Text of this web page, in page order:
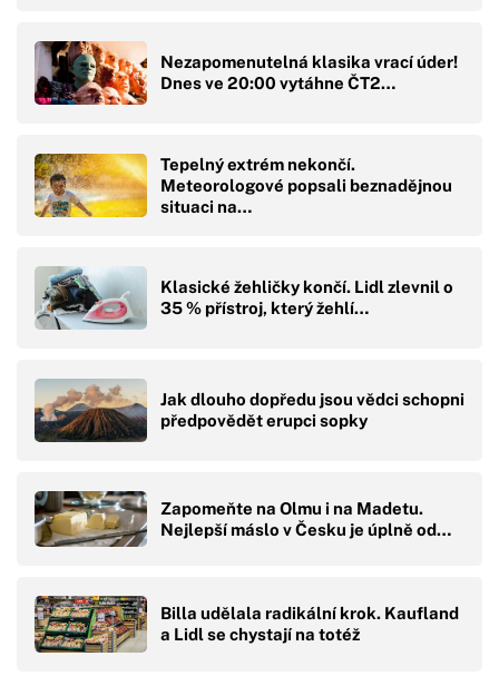
Nezapomenutelná klasika vrací úder!
Dnes ve 20:00 vytáhne ČT2…
Tepelný extrém nekončí.
Meteorologové popsali beznadějnou
situaci na…
Klasické žehličky končí. Lidl zlevnil o
35 % přístroj, který žehlí…
Jak dlouho dopředu jsou vědci schopni
předpovědět erupci sopky
Zapomeňte na Olmu i na Madetu.
Nejlepší máslo v Česku je úplně od…
Billa udělala radikální krok. Kaufland
a Lidl se chystají na totéž